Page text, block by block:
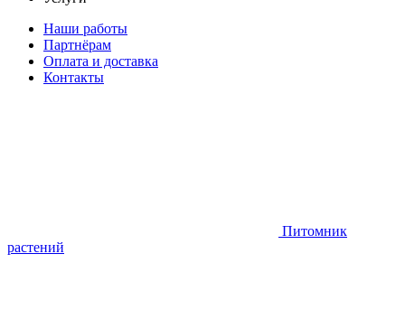
Наши работы
Партнёрам
Оплата и доставка
Контакты
Питомник
растений